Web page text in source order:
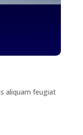
aliquam feugiat